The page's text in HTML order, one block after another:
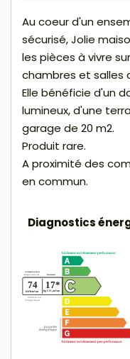
Au coeur d'un
sécurisé, Jolie
les pièces à vivre
chambres et salles
Elle bénéficie d'un
lumineux, d'une
garage de 20 m2.
Produit rare.
A proximité des
en commun.
Diagnostics